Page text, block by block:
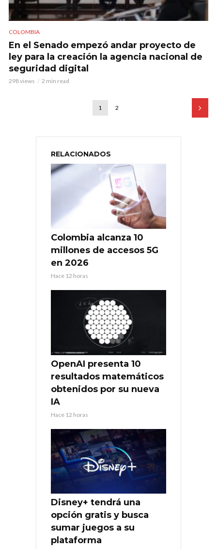
COLOMBIA
En el Senado empezó andar proyecto de
ley para la creación la agencia nacional de
seguridad digital
298 views 2 min read
1 2
RELACIONADOS
Colombia alcanza 10
millones de accesos 5G
en 2026
Hace 12 horas
OpenAI presenta 10
resultados matemáticos
obtenidos por su nueva
IA
Hace 12 horas
Disney+ tendrá una
opción gratis y busca
sumar juegos a su
plataforma